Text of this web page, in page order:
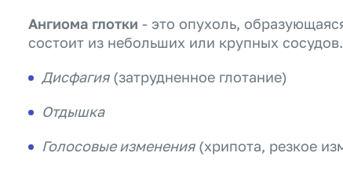
Ангиома глотки - это опухоль,
состоит из небольших или крупных сосудов.
Дисфагия(затрудненное глотание)
Отдышка
Голосовые изменения(хрипота, резкое